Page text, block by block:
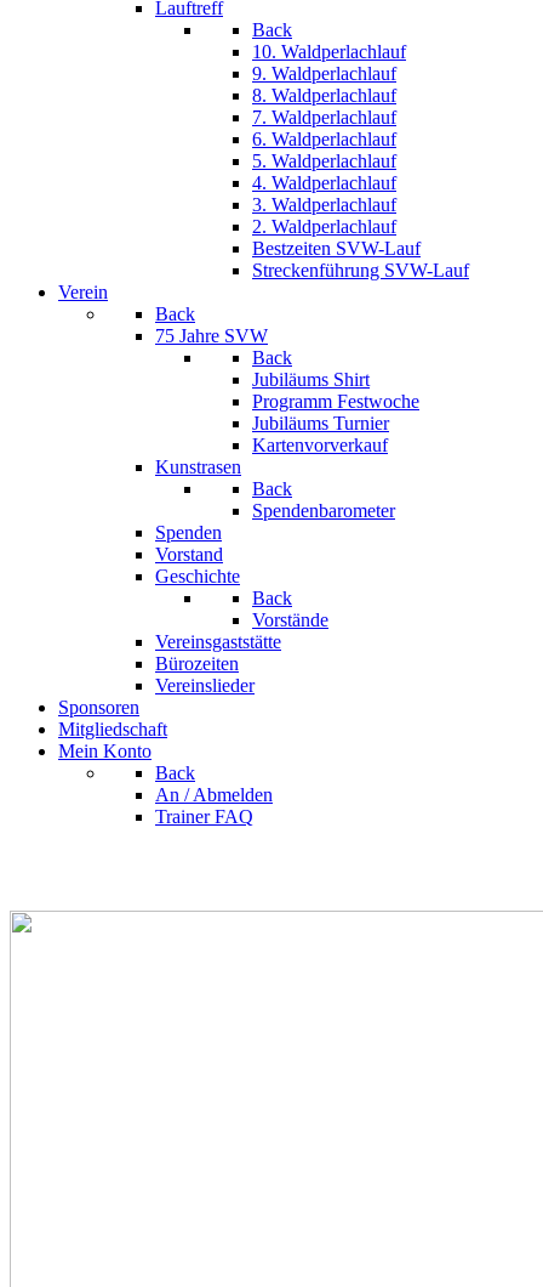
Lauftreff
Back
10. Waldperlachlauf
9. Waldperlachlauf
8. Waldperlachlauf
7. Waldperlachlauf
6. Waldperlachlauf
5. Waldperlachlauf
4. Waldperlachlauf
3. Waldperlachlauf
2. Waldperlachlauf
Bestzeiten SVW-Lauf
Streckenführung SVW-Lauf
Verein
Back
75 Jahre SVW
Back
Jubiläums Shirt
Programm Festwoche
Jubiläums Turnier
Kartenvorverkauf
Kunstrasen
Back
Spendenbarometer
Spenden
Vorstand
Geschichte
Back
Vorstände
Vereinsgaststätte
Bürozeiten
Vereinslieder
Sponsoren
Mitgliedschaft
Mein Konto
Back
An / Abmelden
Trainer FAQ